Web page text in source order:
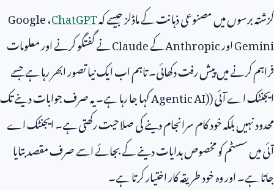
گزشتہ برسوں میں مصنوعی ذہانت کے ماڈلز جیسے کہChatGPT،Google
GeminiاورAnthropicکےClaudeنے گفتگو کرنے اور معلومات
فراہم کرنے میں پیش رفت دکھائی۔ تاہم اب ایک نیا تصور ابھر رہا ہے جسے
ایجنٹک اے آئی (Agentic AI)کہا جا رہا ہے۔ یہ صرف جوابات دینے تک
محدود نہیں بلکہ خود کام سرانجام دینے کی صلاحیت رکھتی ہے۔ ایجنٹک اے
آئی میں سسٹم کو مخصوص ہدایات دینے کے بجائے اسے صرف مقصد بتایا
جاتا ہے۔ اور وہ خود طریقہ کار اختیار کرتا ہے۔